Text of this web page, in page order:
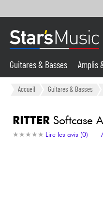
Guitares &
Synthés &
Micros & HF
Guitares & Basses Amplis
Accueil Guitares & Basses
RITTERSoftcase
★ ★ ★ ★ ★
★ ★ ★ ★ ★ Lire les avis (0)